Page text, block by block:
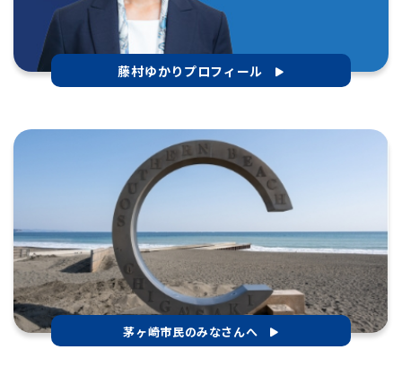
藤村ゆかりプロフィール
茅ヶ崎市民のみなさんへ